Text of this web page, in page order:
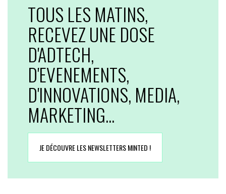
TOUS LES MATINS,
RECEVEZ UNE DOSE
D'ADTECH,
D'EVENEMENTS,
D'INNOVATIONS, MEDIA,
MARKETING...
JE DÉCOUVRE LES NEWSLETTERS MINTED !